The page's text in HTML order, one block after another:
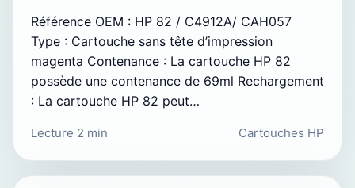
Référence OEM : HP 82 / C4912A/ CAH057
Type : Cartouche sans tête d’impression
magenta Contenance : La cartouche HP 82
possède une contenance de 69ml Rechargement
: La cartouche HP 82 peut…
Lecture 2 min Cartouches HP